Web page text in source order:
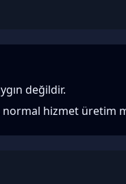
değildir.
normal hizmet üretim